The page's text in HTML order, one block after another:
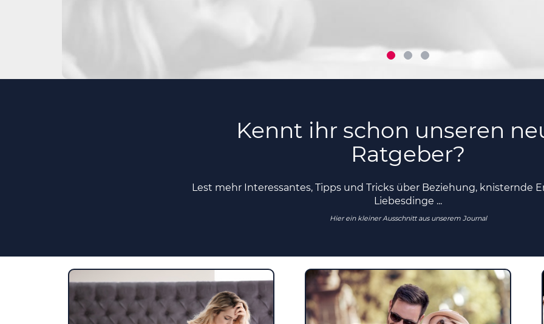
Kennt ihr schon unseren
Ratgeber?
Lest mehr Interessantes, Tipps und Tricks über Beziehung, knisternde
Liebesdinge ...
Hier ein kleiner Ausschnitt aus unserem Journal